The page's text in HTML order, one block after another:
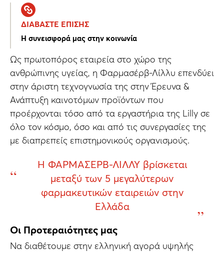
ΔΙΑΒΑΣΤΕ ΕΠΙΣΗΣ
Η συνεισφορά μας στην κοινωνία
Ως πρωτοπόρος εταιρεία στο χώρο της
ανθρώπινης υγείας, η Φαρμασέρβ-Λίλλυ επενδύει
στην άριστη τεχνογνωσία της στην Έρευνα &
Ανάπτυξη καινοτόμων προϊόντων που
προέρχονται τόσο από τα εργαστήρια της Lilly σε
όλο τον κόσμο, όσο και από τις συνεργασίες της
με διαπρεπείς επιστημονικούς οργανισμούς.
Η ΦΑΡΜΑΣΕΡΒ-ΛΙΛΛΥ βρίσκεται
μεταξύ των 5 μεγαλύτερων
φαρμακευτικών εταιρειών στην
Ελλάδα
Οι Προτεραιότητες μας
Να διαθέτουμε στην ελληνική αγορά υψηλής